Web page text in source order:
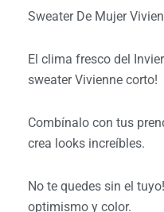
Sweater De Mujer
El clima fresco del
sweater Vivienne corto!
Combínalo con tus
crea looks increíbles.
No te quedes sin el
optimismo y color.